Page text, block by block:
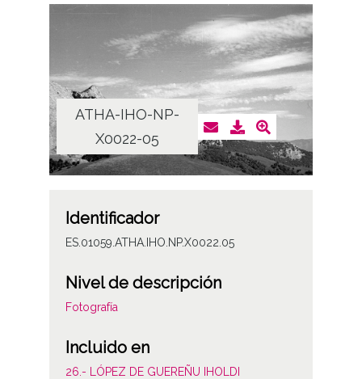
ATHA-IHO-NP-
X0022-05
Identificador
ES.01059.ATHA.IHO.NP.X0022.05
Nivel de descripción
Fotografía
Incluido en
26.- LÓPEZ DE GUEREÑU IHOLDI